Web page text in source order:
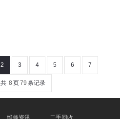
2 3 4 5 6 7
共 8 页79 条记录
维修资讯 二手回收